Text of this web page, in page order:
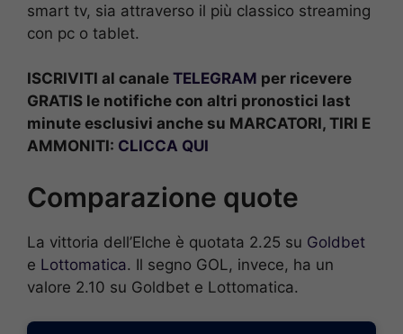
smart tv, sia attraverso il più classico streaming
con pc o tablet.
ISCRIVITI al canale TELEGRAM per ricevere
GRATIS le notifiche con altri pronostici last
minute esclusivi anche su MARCATORI, TIRI E
AMMONITI: CLICCA QUI
Comparazione quote
La vittoria dell’Elche è quotata 2.25 su Goldbet
e Lottomatica. Il segno GOL, invece, ha un
valore 2.10 su Goldbet e Lottomatica.